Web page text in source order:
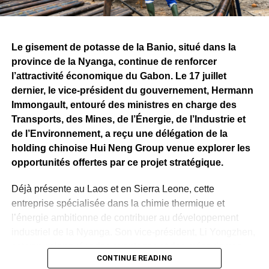
Fortescue, qui prévoit, à terme, des investissements de
milliers d’emplois directs et indirects.
Si les attentes demeurent importantes autour du
lancement effectif de l’exploitation minière, le bilan
présenté par Fortescue rappelle qu’avant de devenir une
mine, Belinga se construit progressivement. Les
investissements consentis, les infrastructures déployées
et les travaux techniques engagés constituent autant
d’étapes qui permettront de déterminer le rythme et
l’ampleur des prochaines phases de ce projet stratégique
pour l’économie gabonaise.
WhatsApp
Facebook
X Telegram
Email
>>
Le gisement de potasse de la Banio, situé dans la
province de la Nyanga, continue de renforcer
l’attractivité économique du Gabon. Le 17 juillet
dernier, le vice-président du gouvernement, Hermann
Immongault, entouré des ministres en charge des
Transports, des Mines, de l’Énergie, de l’Industrie et
de l’Environnement, a reçu une délégation de la
holding chinoise Hui Neng Group venue explorer les
opportunités offertes par ce projet stratégique.
Déjà présente au Laos et en Sierra Leone, cette
entreprise spécialisée dans la chimie thermique et
l’énergie ambitionne de contribuer au développement
est venu s’enquérir des avantages et des mécanismes
proposés par l’État gabonais dans le cadre d’un éventuel
CONTINUE READING